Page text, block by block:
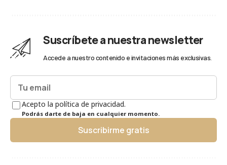
Suscríbete a nuestra newsletter
Accede a nuestro contenido e invitaciones más exclusivas.
Acepto la política de privacidad.
Podrás darte de baja en cualquier momento.
Suscribirme gratis